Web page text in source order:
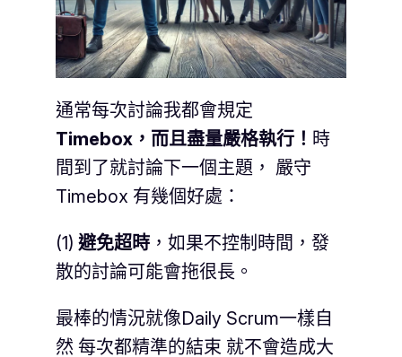
通常每次討論我都會規定
Timebox，而且盡量嚴格執行！ 時
間到了就討論下一個主題， 嚴守
Timebox 有幾個好處：
(1) 避免超時，如果不控制時間，發
散的討論可能會拖很長。
最棒的情況就像Daily Scrum一樣自
然 每次都精準的結束 就不會造成大